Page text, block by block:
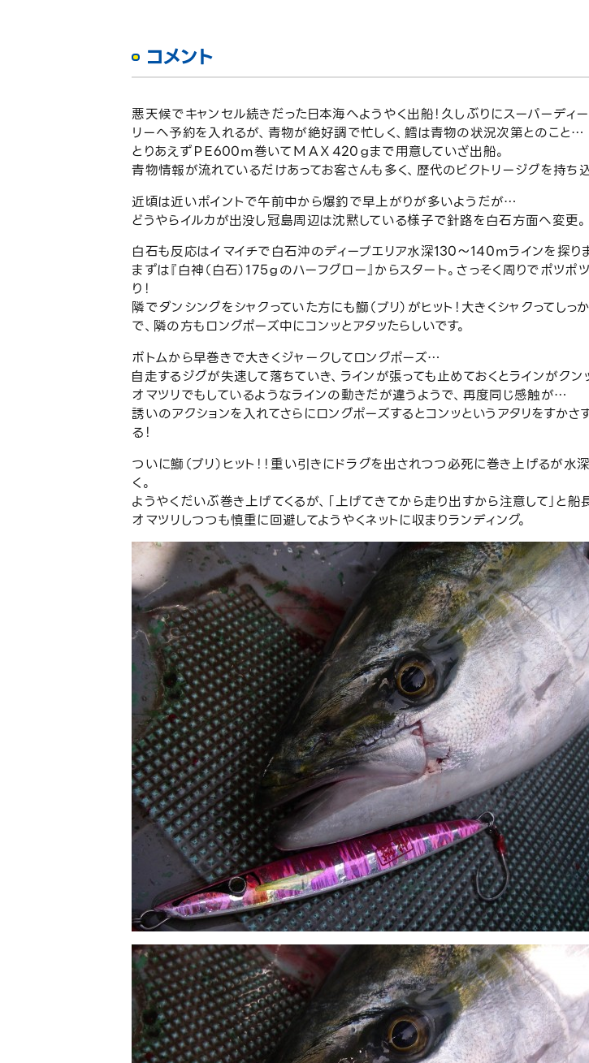
コメント
悪天候でキャンセル続きだった日本海へようやく出船！久しぶりにスーパーディ
リーへ予約を入れるが、青物が絶好調で忙しく、鱈は青物の状況次第とのこと…
とりあえずＰＥ600ｍ巻いてＭＡＸ420ｇまで用意していざ出船。
青物情報が流れているだけあってお客さんも多く、歴代のビクトリージグを持ち
近頃は近いポイントで午前中から爆釣で早上がりが多いようだが…
どうやらイルカが出没し冠島周辺は沈黙している様子で針路を白石方面へ変更。
白石も反応はイマイチで白石沖のディープエリア水深130～140ｍラインを探りま
まずは『白神（白石）175ｇのハーフグロー』からスタート。さっそく周りでポツポ
り！
隣でダンシングをシャクっていた方にも鰤（ブリ）がヒット！大きくシャクってし
で、隣の方もロングポーズ中にコンッとアタッたらしいです。
ボトムから早巻きで大きくジャークしてロングポーズ…
自走するジグが失速して落ちていき、ラインが張っても止めておくとラインがク
オマツリでもしているようなラインの動きだが違うようで、再度同じ感触が…
誘いのアクションを入れてさらにロングポーズするとコンッというアタリをすか
る！
ついに鰤（ブリ）ヒット！！重い引きにドラグを出されつつ必死に巻き上げるが
く。
ようやくだいぶ巻き上げてくるが、「上げてきてから走り出すから注意して」と船
オマツリしつつも慎重に回避してようやくネットに収まりランディング。